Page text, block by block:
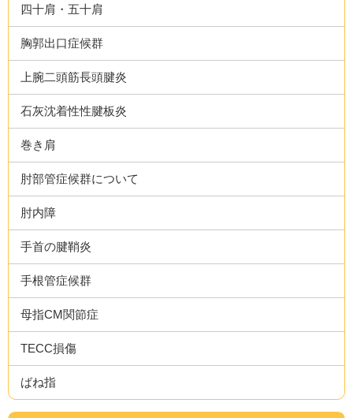
四十肩・五十肩
胸郭出口症候群
上腕二頭筋長頭腱炎
石灰沈着性性腱板炎
巻き肩
肘部管症候群について
肘内障
手首の腱鞘炎
手根管症候群
母指CM関節症
TECC損傷
ばね指